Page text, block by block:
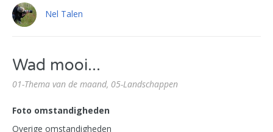
Nel Talen
Wad mooi...
01-Thema van de maand, 05-Landschappen
Foto omstandigheden
Overige omstandigheden